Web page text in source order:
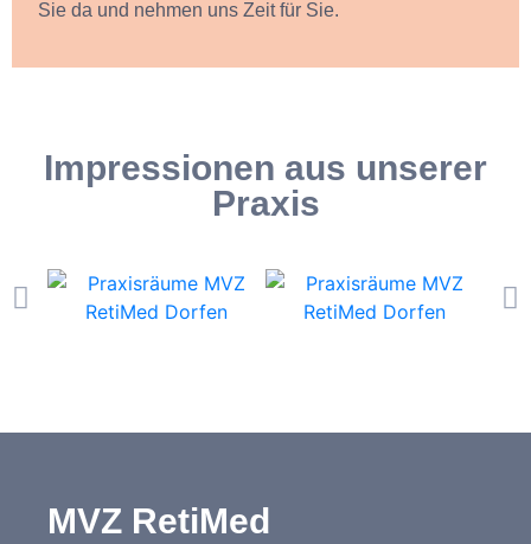
Sie da und nehmen uns Zeit für Sie.
Impressionen aus unserer
Praxis
MVZ RetiMed